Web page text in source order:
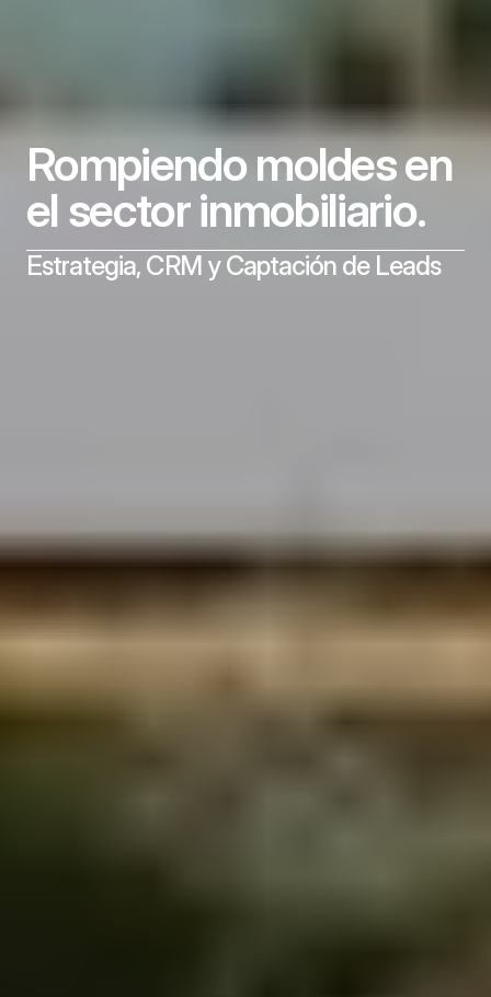
Rompiendo moldes en
el sector inmobiliario.
Estrategia, CRM y Captación de Leads